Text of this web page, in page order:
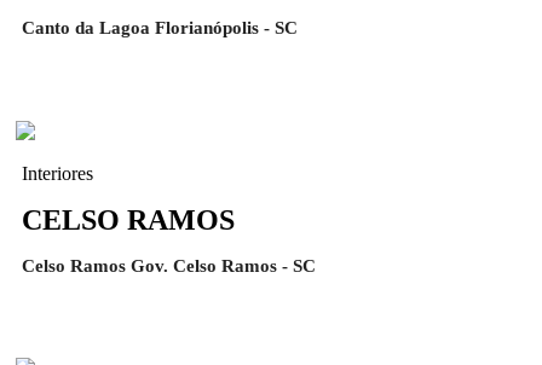
Canto da Lagoa Florianópolis - SC
Interiores
CELSO RAMOS
Celso Ramos Gov. Celso Ramos - SC